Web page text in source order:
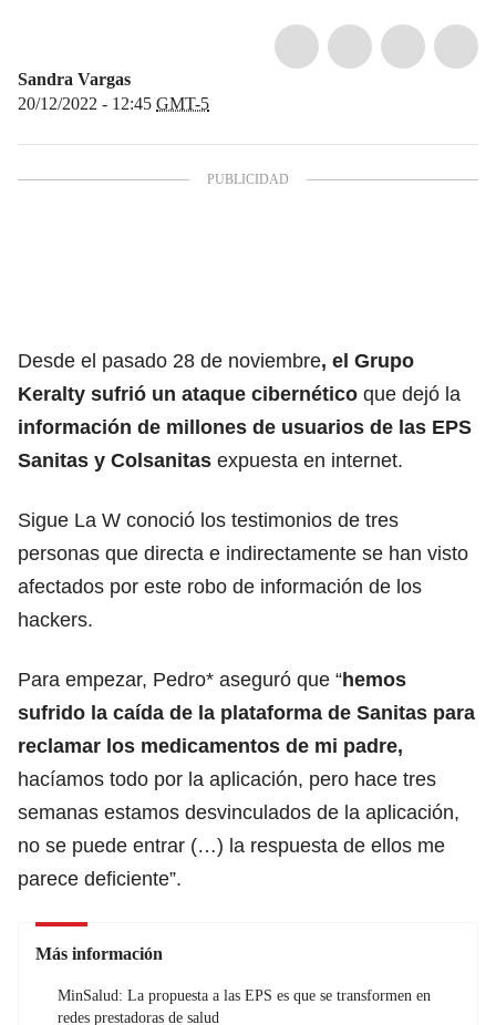
Sandra Vargas
20/12/2022 - 12:45 GMT-5
Desde el pasado 28 de noviembre, el Grupo
Keralty sufrió un ataque cibernético que dejó la
información de millones de usuarios de las EPS
Sanitas y Colsanitas expuesta en internet.
Sigue La W conoció los testimonios de tres
personas que directa e indirectamente se han visto
afectados por este robo de información de los
hackers.
Para empezar, Pedro* aseguró que “hemos
sufrido la caída de la plataforma de Sanitas para
reclamar los medicamentos de mi padre,
hacíamos todo por la aplicación, pero hace tres
semanas estamos desvinculados de la aplicación,
no se puede entrar (…) la respuesta de ellos me
parece deficiente”.
Más información
MinSalud: La propuesta a las EPS es que se transformen en
redes prestadoras de salud